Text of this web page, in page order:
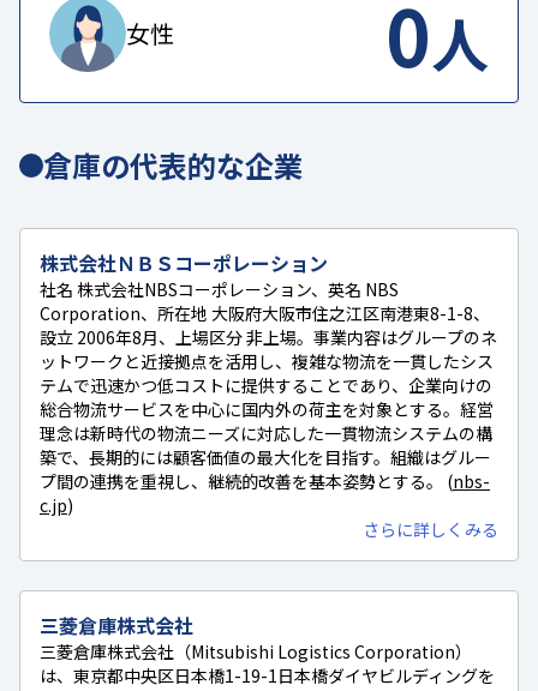
女性 0人
倉庫の代表的な企業
株式会社ＮＢＳコーポレーション
社名 株式会社NBSコーポレーション、英名 NBS
Corporation、所在地 大阪府大阪市住之江区南港東8-1-8、
設立 2006年8月、上場区分 非上場。事業内容はグループのネ
ットワークと近接拠点を活用し、複雑な物流を一貫したシス
テムで迅速かつ低コストに提供することであり、企業向けの
総合物流サービスを中心に国内外の荷主を対象とする。経営
理念は新時代の物流ニーズに対応した一貫物流システムの構
築で、長期的には顧客価値の最大化を目指す。組織はグルー
プ間の連携を重視し、継続的改善を基本姿勢とする。 (nbs-
c.jp)
さらに詳しくみる
三菱倉庫株式会社
三菱倉庫株式会社（Mitsubishi Logistics Corporation）
は、東京都中央区日本橋1-19-1日本橋ダイヤビルディングを